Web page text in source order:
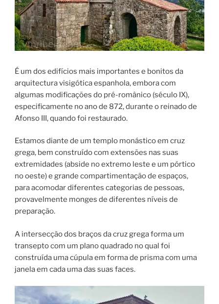
É um dos edifícios mais importantes e bonitos da
arquitectura visigótica espanhola, embora com
algumas modificações do pré-românico (século IX),
especificamente no ano de 872, durante o reinado de
Afonso III, quando foi restaurado.
Estamos diante de um templo monástico em cruz
grega, bem construído com extensões nas suas
extremidades (abside no extremo leste e um pórtico
no oeste) e grande compartimentação de espaços,
para acomodar diferentes categorias de pessoas,
provavelmente monges de diferentes níveis de
preparação.
A intersecção dos braços da cruz grega forma um
transepto com um plano quadrado no qual foi
construída uma cúpula em forma de prisma com uma
janela em cada uma das suas faces.